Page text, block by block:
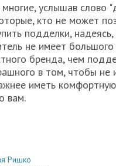
услышав слово
кто не может
подделки,
не имеет
бренда, чем
в том, чтобы
иметь
вам.
Ришко